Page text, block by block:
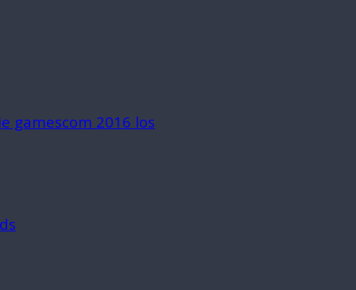
gamescom 2016 los